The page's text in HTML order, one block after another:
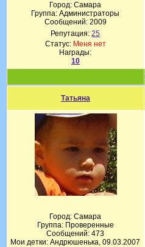
Город: Самара
Группа: Администраторы
Сообщений: 2009
Репутация:25
Статус: Меня нет
Награды:
10
Татьяна
Город: Самара
Группа: Проверенные
Сообщений:473
Мои детки: Андрюшенька, 09.03.2007